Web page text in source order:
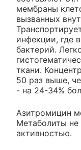
мембраны
вызванных
инфекции, где
бактерий.
ткани.
50 раз выше,
- на 24-34%
Азитромицин
Метаболиты
активностью.